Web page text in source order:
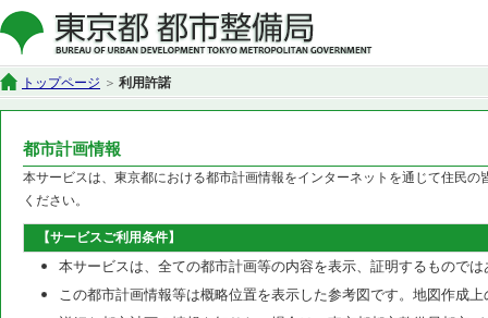
トップページ 利用許諾
都市計画情報
本サービスは、東京都における都市計画情報をインターネットを通じて住民
ください。
【サービスご利用条件】
本サービスは、全ての都市計画等の内容を表示、証明するもので
この都市計画情報等は概略位置を表示した参考図です。地図作成